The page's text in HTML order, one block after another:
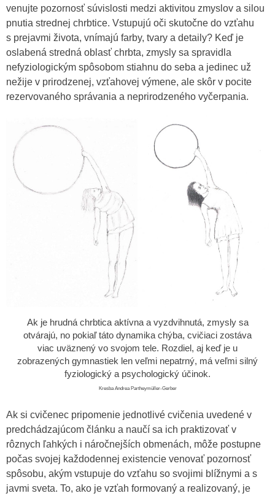
venujte pozornosť súvislosti medzi aktivitou zmyslov a silou
pnutia strednej chrbtice. Vstupujú oči skutočne do vzťahu
s prejavmi života, vnímajú farby, tvary a detaily? Keď je
oslabená stredná oblasť chrbta, zmysly sa spravidla
nefyziologickým spôsobom stiahnu do seba a jedinec už
nežije v prirodzenej, vzťahovej výmene, ale skôr v pocite
rezervovaného správania a neprirodzeného vyčerpania.
Ak je hrudná chrbtica aktívna a vyzdvihnutá, zmysly sa
otvárajú, no pokiaľ táto dynamika chýba, cvičiaci zostáva
viac uväznený vo svojom tele. Rozdiel, aj keď je u
zobrazených gymnastiek len veľmi nepatrný, má veľmi silný
fyziologický a psychologický účinok.
Kresba Andrea Partheymüller-Gerber
Ak si cvičenec pripomenie jednotlivé cvičenia uvedené v
predchádzajúcom článku a naučí sa ich praktizovať v
rôznych ľahkých i náročnejších obmenách, môže postupne
počas svojej každodennej existencie venovať pozornosť
spôsobu, akým vstupuje do vzťahu so svojimi blížnymi a s
javmi sveta. To, ako je vzťah formovaný a realizovaný, je